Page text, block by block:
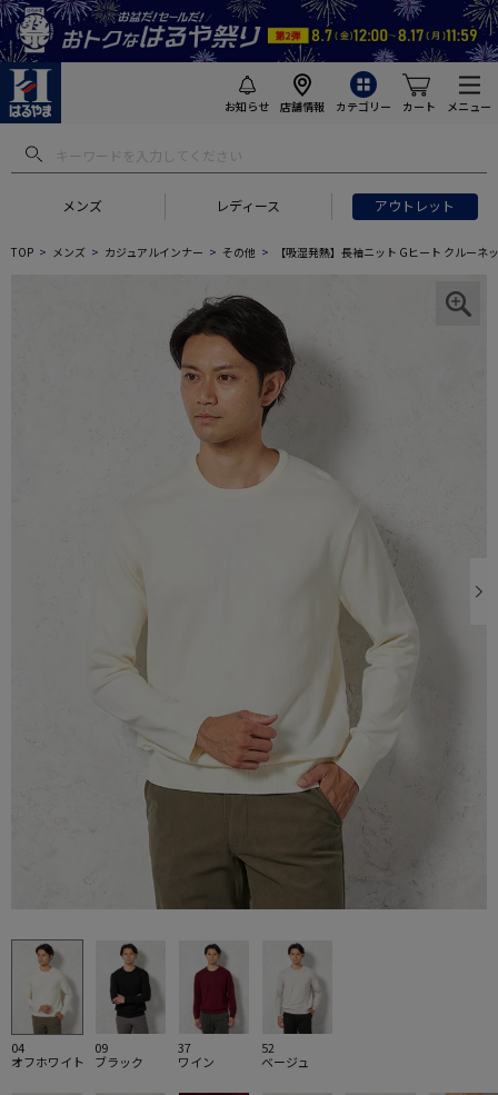
お知らせ 店舗情報 カテゴリー カート メニュー
メンズ レディース アウトレット
TOP メンズ カジュアルインナー その他 【吸湿発熱】長袖ニット Gヒート クルー
04
オフホワイト
09
ブラック
37
ワイン
52
ベージュ